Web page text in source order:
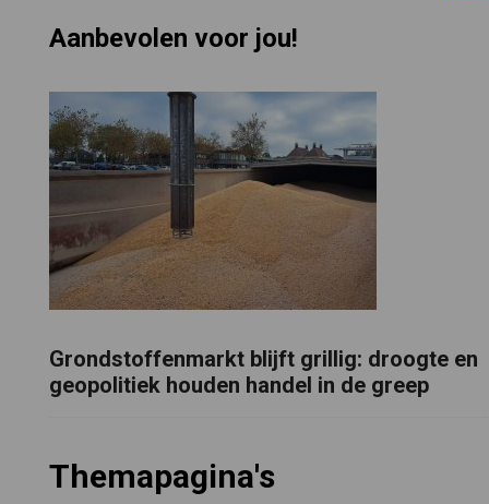
Aanbevolen voor jou!
Grondstoffenmarkt blijft grillig: droogte en
geopolitiek houden handel in de greep
Themapagina's